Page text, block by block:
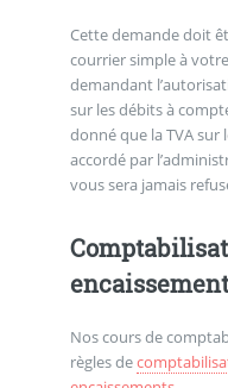
Cette demande doit
courrier simple à
demandant
sur les débits à
donné que la TVA sur
accordé par
vous sera jamais
Nos cours de
règles de